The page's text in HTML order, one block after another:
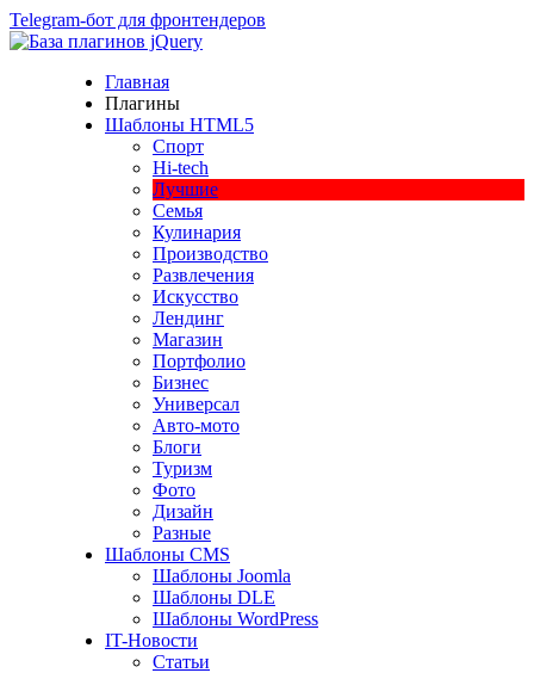
Telegram-бот для фронтендеров
Главная
Плагины
Шаблоны HTML5
Спорт
Hi-tech
Лучшие
Семья
Кулинария
Производство
Развлечения
Искусство
Лендинг
Магазин
Портфолио
Бизнес
Универсал
Авто-мото
Блоги
Туризм
Фото
Дизайн
Разные
Шаблоны CMS
Шаблоны Joomla
Шаблоны DLE
Шаблоны WordPress
IT-Новости
Статьи